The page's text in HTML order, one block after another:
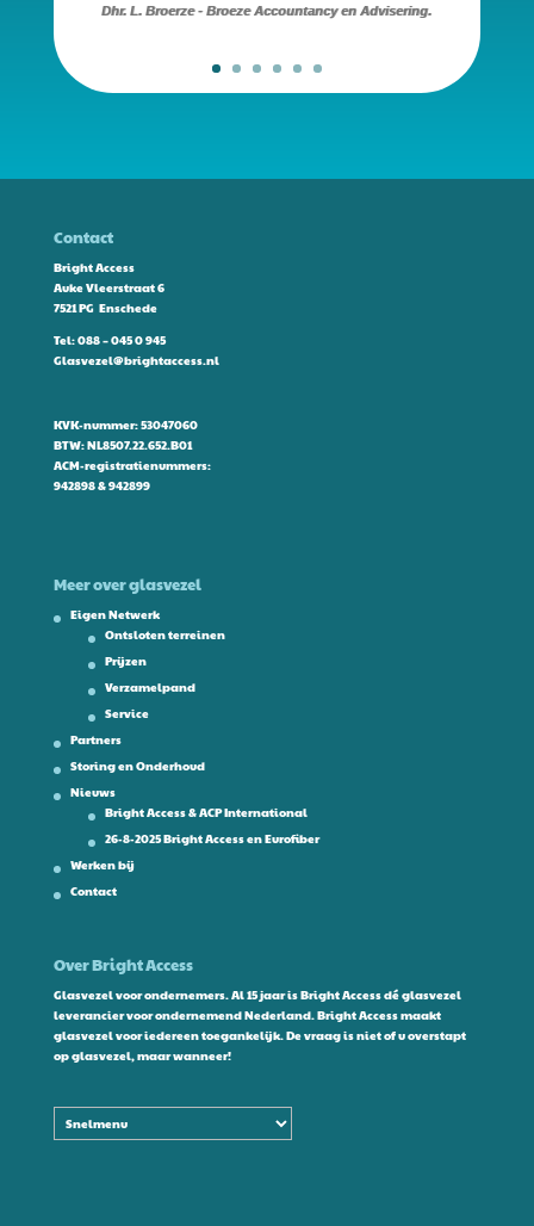
Dhr. L. Broerze - Broeze Accountancy en Advisering.
Contact
Bright Access
Auke Vleerstraat 6
7521 PG Enschede
Tel:088 – 045 0 945
Glasvezel@brightaccess.nl
KVK-nummer: 53047060
BTW: NL8507.22.652.B01
ACM-registratienummers:
942898 & 942899
Meer over glasvezel
Eigen Netwerk
Ontsloten terreinen
Prijzen
Verzamelpand
Service
Partners
Storing en Onderhoud
Nieuws
Bright Access & ACP International
26-8-2025 Bright Access en Eurofiber
Werken bij
Contact
Over Bright Access
Glasvezel voor ondernemers. Al 15 jaar is Bright Access dé glasvezel
leverancier voor ondernemend Nederland. Bright Access maakt
glasvezel voor iedereen toegankelijk. De vraag is niet of u overstapt
op glasvezel, maar wanneer!